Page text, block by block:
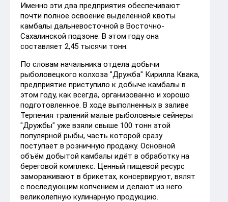
Именно эти два предприятия обеспечивают
почти полное освоение выделенной квоты
камбалы дальневосточной в Восточно-
Сахалинской подзоне. В этом году она
составляет 2,45 тысячи тонн.
По словам начальника отдела добычи
рыболовецкого колхоза "Дружба" Кирилла Квака,
предприятие приступило к добыче камбалы в
этом году, как всегда, организованно и хорошо
подготовленное. В ходе выполненных в заливе
Терпения тралений малые рыболовные сейнеры
"Дружбы" уже взяли свыше 100 тонн этой
популярной рыбы, часть которой сразу
поступает в розничную продажу. Основной
объём добытой камбалы идёт в обработку на
береговой комплекс. Ценный пищевой ресурс
замораживают в брикетах, консервируют, вялят
с последующим копчением и делают из него
великолепную кулинарную продукцию.